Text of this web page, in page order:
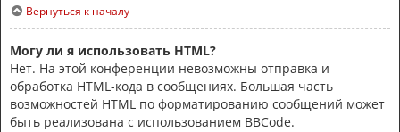
Вернуться к началу
Могу ли я использовать HTML?
Нет. На этой конференции невозможны отправка и
обработка HTML-кода в сообщениях. Большая часть
возможностей HTML по форматированию сообщений может
быть реализована с использованием BBCode.